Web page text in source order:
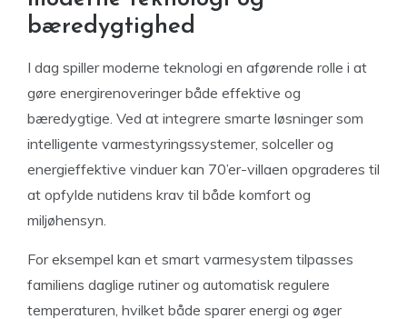
bæredygtighed
I dag spiller moderne teknologi en afgørende rolle i at
gøre energirenoveringer både effektive og
bæredygtige. Ved at integrere smarte løsninger som
intelligente varmestyringssystemer, solceller og
energieffektive vinduer kan 70’er-villaen opgraderes til
at opfylde nutidens krav til både komfort og
miljøhensyn.
For eksempel kan et smart varmesystem tilpasses
familiens daglige rutiner og automatisk regulere
temperaturen, hvilket både sparer energi og øger